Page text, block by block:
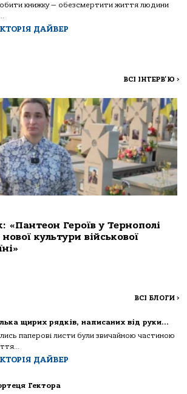
книжку — обезсмертити життя людини
ДАЙВЕР
ВСІ ІНТЕРВ'Ю >
«Пантеон Героїв у Тернополі
культури військової
ВСІ БЛОГИ >
щирих рядків, написаних від руки…
паперові листи були звичайною частиною
ДАЙВЕР
Гектора